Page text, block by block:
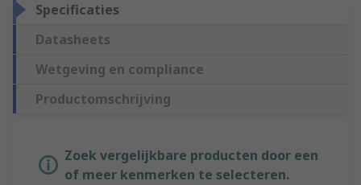
Specificaties
Datasheets
Wetgeving en compliance
Productomschrijving
Zoek vergelijkbare producten door een
of meer kenmerken te selecteren.